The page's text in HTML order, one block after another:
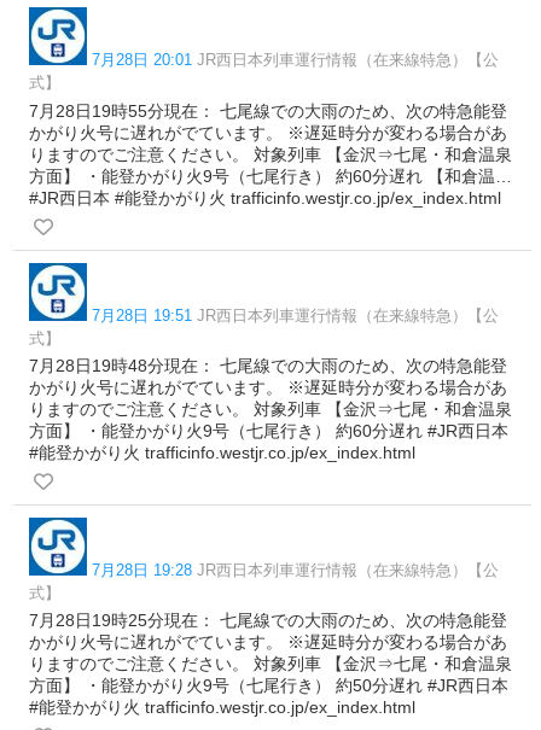
7月28日 20:01 JR西日本列車運行情報（在来線特急）【公
式】
7月28日19時55分現在： 七尾線での大雨のため、次の特急能登
かがり火号に遅れがでています。 ※遅延時分が変わる場合があ
りますのでご注意ください。 対象列車 【金沢⇒七尾・和倉温泉
方面】 ・能登かがり火9号（七尾行き） 約60分遅れ 【和倉温…
#JR西日本 #能登かがり火 trafficinfo.westjr.co.jp/ex_index.html
7月28日 19:51 JR西日本列車運行情報（在来線特急）【公
式】
7月28日19時48分現在： 七尾線での大雨のため、次の特急能登
かがり火号に遅れがでています。 ※遅延時分が変わる場合があ
りますのでご注意ください。 対象列車 【金沢⇒七尾・和倉温泉
方面】 ・能登かがり火9号（七尾行き） 約60分遅れ #JR西日本
#能登かがり火 trafficinfo.westjr.co.jp/ex_index.html
7月28日 19:28 JR西日本列車運行情報（在来線特急）【公
式】
7月28日19時25分現在： 七尾線での大雨のため、次の特急能登
かがり火号に遅れがでています。 ※遅延時分が変わる場合があ
りますのでご注意ください。 対象列車 【金沢⇒七尾・和倉温泉
方面】 ・能登かがり火9号（七尾行き） 約50分遅れ #JR西日本
#能登かがり火 trafficinfo.westjr.co.jp/ex_index.html